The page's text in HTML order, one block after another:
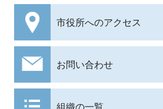
市役所へのアクセス
お問い合わせ
組織の一覧